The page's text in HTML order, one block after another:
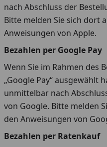
nach Abschluss der
Bitte melden Sie sich dort
Anweisungen von Apple.
Bezahlen per Google Pay
Wenn Sie im Rahmen des
„Google Pay“ ausgewählt
unmittelbar nach
von Google. Bitte melden
den Anweisungen von
Bezahlen per Ratenkauf